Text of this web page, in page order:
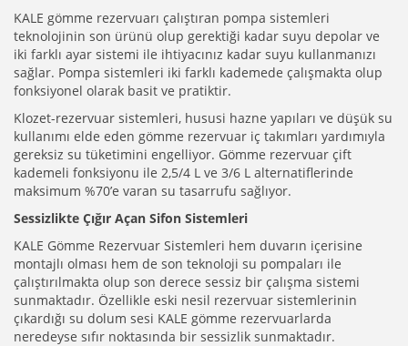
KALE gömme rezervuarı çalıştıran pompa sistemleri
teknolojinin son ürünü olup gerektiği kadar suyu depolar ve
iki farklı ayar sistemi ile ihtiyacınız kadar suyu kullanmanızı
sağlar. Pompa sistemleri iki farklı kademede çalışmakta olup
fonksiyonel olarak basit ve pratiktir.
Klozet-rezervuar sistemleri, hususi hazne yapıları ve düşük su
kullanımı elde eden gömme rezervuar iç takımları yardımıyla
gereksiz su tüketimini engelliyor. Gömme rezervuar çift
kademeli fonksiyonu ile 2,5/4 L ve 3/6 L alternatiflerinde
maksimum %70’e varan su tasarrufu sağlıyor.
Sessizlikte Çığır Açan Sifon Sistemleri
KALE Gömme Rezervuar Sistemleri hem duvarın içerisine
montajlı olması hem de son teknoloji su pompaları ile
çalıştırılmakta olup son derece sessiz bir çalışma sistemi
sunmaktadır. Özellikle eski nesil rezervuar sistemlerinin
çıkardığı su dolum sesi KALE gömme rezervuarlarda
neredeyse sıfır noktasında bir sessizlik sunmaktadır.